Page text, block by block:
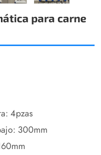
para carne
4pzas
300mm